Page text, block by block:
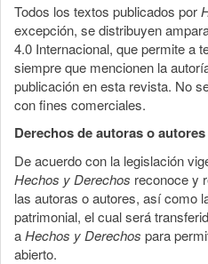
Todos los textos publicados por
excepción, se distribuyen
4.0 Internacional, que permite a
siempre que mencionen la
publicación en esta revista. No
con fines comerciales.
Derechos de autoras o autores
De acuerdo con la legislación
Hechos y Derechos reconoce y
las autoras o autores, así como
patrimonial, el cual será
aHechos y Derechos para
abierto.